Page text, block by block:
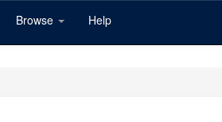
Browse Help